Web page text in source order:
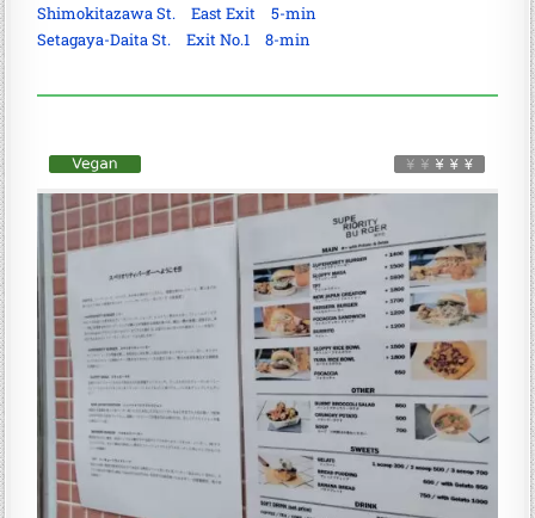
Shimokitazawa St. East Exit 5-min
Setagaya-Daita St. Exit No.1 8-min